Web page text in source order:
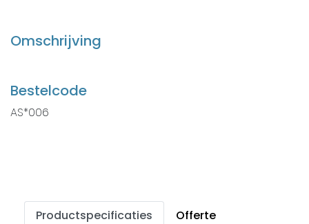
Omschrijving
Bestelcode
AS*006
Productspecificaties
Offerte